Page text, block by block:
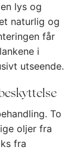
lys og
naturlig og
får
i
utseende.
To
oljer fra
fra